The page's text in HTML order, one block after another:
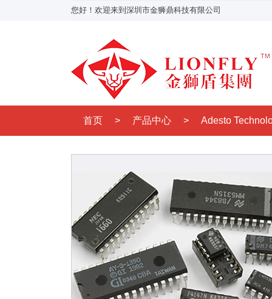
您好！欢迎来到深圳市金狮鼎科技有限公司
首页 > 产品中心 > Adesto